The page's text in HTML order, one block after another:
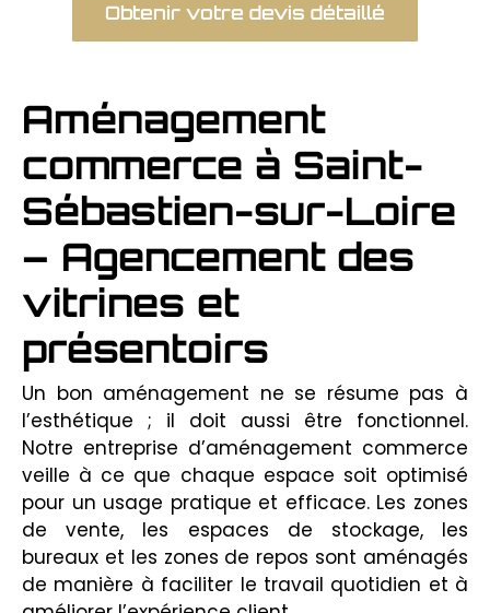
Obtenir votre devis détaillé
Aménagement
commerce à Saint-
Sébastien-sur-Loire
– Agencement des
vitrines et
présentoirs
Un bon aménagement ne se résume pas à
l’esthétique ; il doit aussi être fonctionnel.
Notre entreprise d’aménagement commerce
veille à ce que chaque espace soit optimisé
pour un usage pratique et efficace. Les zones
de vente, les espaces de stockage, les
bureaux et les zones de repos sont aménagés
de manière à faciliter le travail quotidien et à